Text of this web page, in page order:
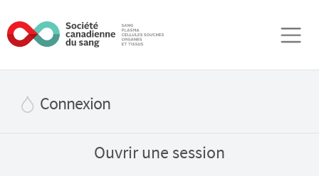
Connexion
Ouvrir une session